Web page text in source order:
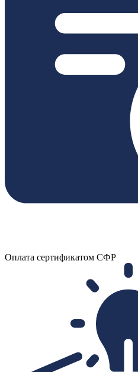
Оплата сертификатом СФР